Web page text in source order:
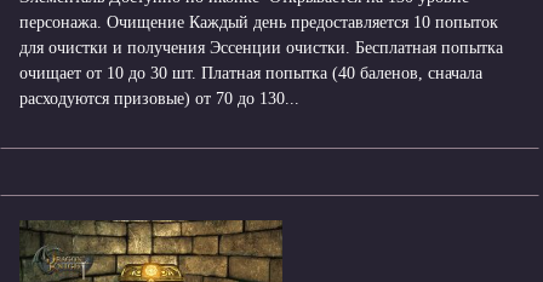
персонажа. Очищение Каждый день предоставляется 10 попыток
для очистки и получения Эссенции очистки. Бесплатная попытка
очищает от 10 до 30 шт. Платная попытка (40 баленов, сначала
расходуются призовые) от 70 до 130...